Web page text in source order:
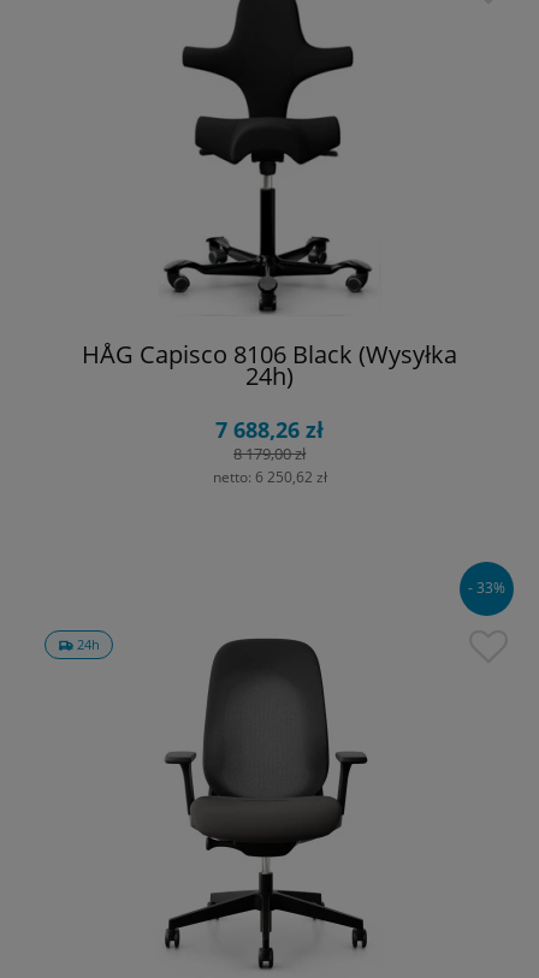
HÅG Capisco 8106 Black (Wysyłka
24h)
7 688,26 zł
8 179,00 zł
netto: 6 250,62 zł
24h
- 33%